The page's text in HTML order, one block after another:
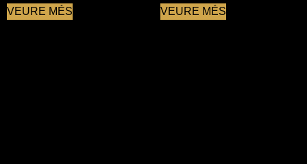
VEURE MÉS VEURE MÉS